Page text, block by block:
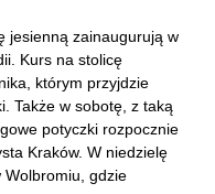
jesienną zainaugurują w
Kurs na stolicę
którym przyjdzie
Także w sobotę, z taką
potyczki rozpocznie
Kraków. W niedzielę
Wolbromiu, gdzie